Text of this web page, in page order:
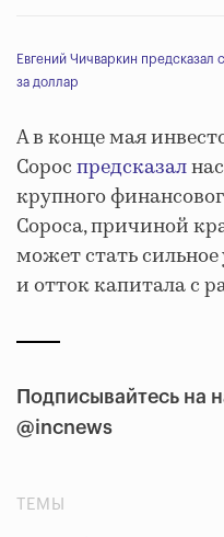
Евгений Чичваркин предсказал
за доллар
А в конце мая
Сороспредсказал
крупного
Сороса, причиной
может стать
и отток капитала с
Подписывайтесь на
@incnews
ТЕМЫ